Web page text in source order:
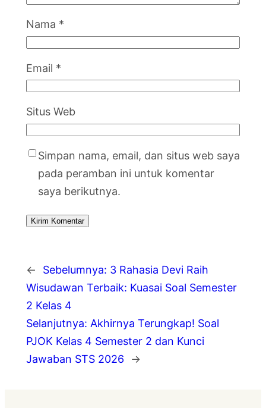
Nama *
Email *
Situs Web
Simpan nama, email, dan situs web saya
pada peramban ini untuk komentar
saya berikutnya.
← Sebelumnya: 3 Rahasia Devi Raih
Wisudawan Terbaik: Kuasai Soal Semester
2 Kelas 4
Selanjutnya: Akhirnya Terungkap! Soal
PJOK Kelas 4 Semester 2 dan Kunci
Jawaban STS 2026
→